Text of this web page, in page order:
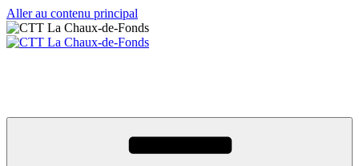
Aller au contenu principal